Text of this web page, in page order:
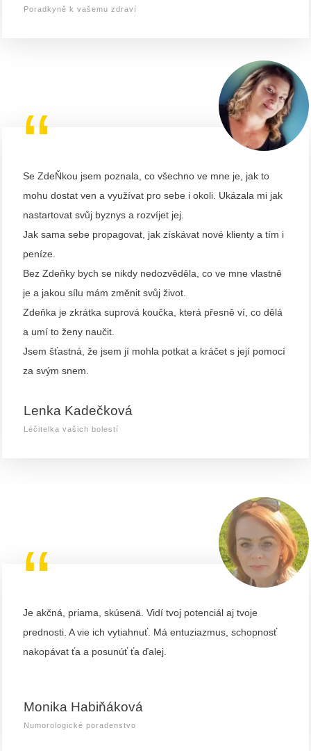
Poradkyně k vašemu zdraví
“
Se ZdeŇkou jsem poznala, co všechno ve mne je, jak to
mohu dostat ven a využívat pro sebe i okoli. Ukázala mi jak
nastartovat svůj byznys a rozvíjet jej.
Jak sama sebe propagovat, jak získávat nové klienty a tím i
peníze.
Bez Zdeňky bych se nikdy nedozvěděla, co ve mne vlastně
je a jakou sílu mám změnit svůj život.
Zdeňka je zkrátka suprová koučka, která přesně ví, co dělá
a umí to ženy naučit.
Jsem šťastná, že jsem jí mohla potkat a kráčet s její pomocí
za svým snem.
Lenka Kadečková
Léčitelka vašich bolestí
“
Je akčná, priama, skúsenä. Vidí tvoj potenciál aj tvoje
prednosti. A vie ich vytiahnuť. Má entuziazmus, schopnosť
nakopávat ťa a posunúť ťa ďalej.
Monika Habiňáková
Numorologické poradenstvo